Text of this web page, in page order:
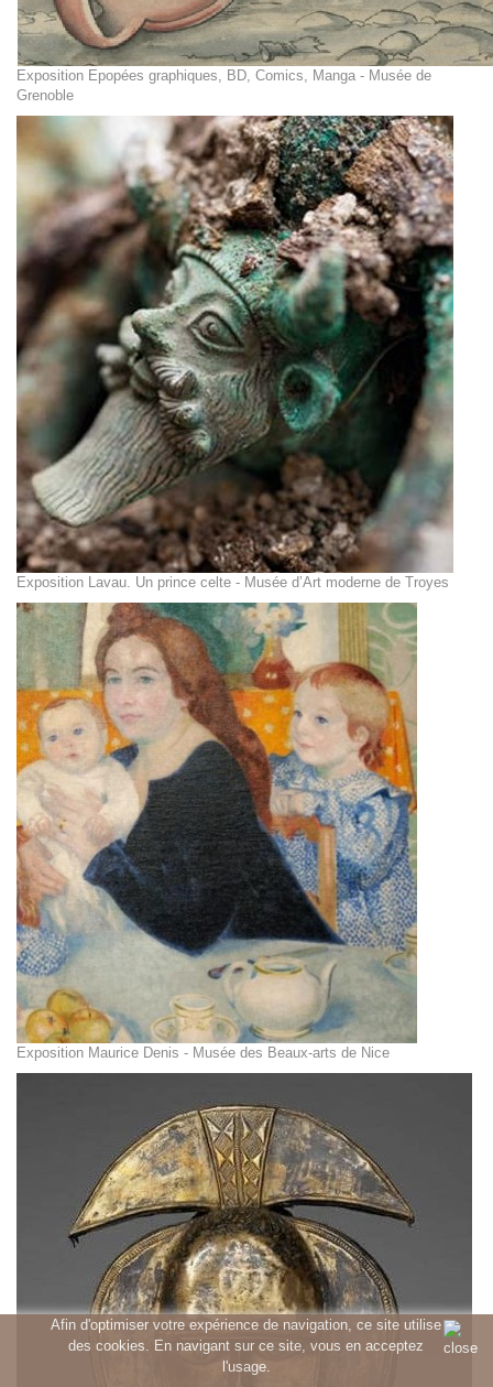
Afin d'optimiser votre expérience de navigation, ce site utilise
des cookies. En navigant sur ce site, vous en acceptez
l'usage.
Exposition Epopées graphiques, BD, Comics, Manga - Musée de
Grenoble
Exposition Lavau. Un prince celte - Musée d’Art moderne de Troyes
Exposition Maurice Denis - Musée des Beaux-arts de Nice